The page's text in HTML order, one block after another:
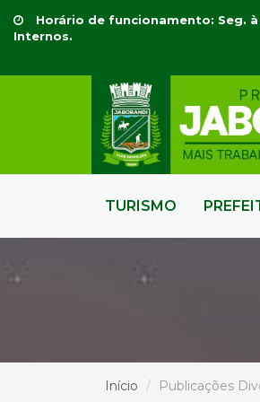
Horário de funcionamento: Seg.
Internos.
TURISMO
Início Publicações